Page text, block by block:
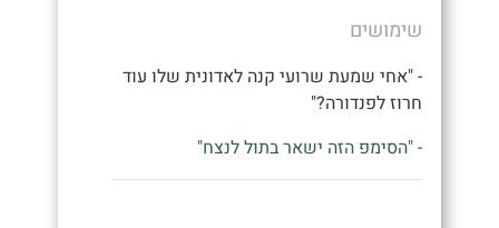
שימושים
- "אחי שמעת שרועי קנה לאדונית שלו עוד
חרוז לפנדורה?"
- "הסימפ הזה ישאר בתול לנצח"